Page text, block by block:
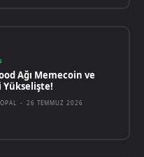
Ağı Memecoin ve
Yükselişte!
- 26 TEMMUZ 2026